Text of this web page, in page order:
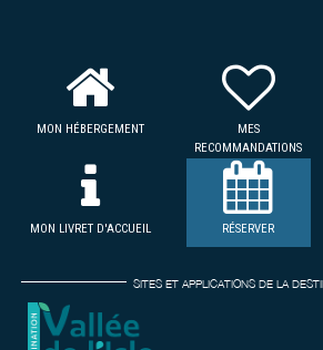
MON HÉBERGEMENT
MES
RECOMMANDATIONS
MON LIVRET D'ACCUEIL RÉSERVER
SITES ET APPLICATIONS DE LA